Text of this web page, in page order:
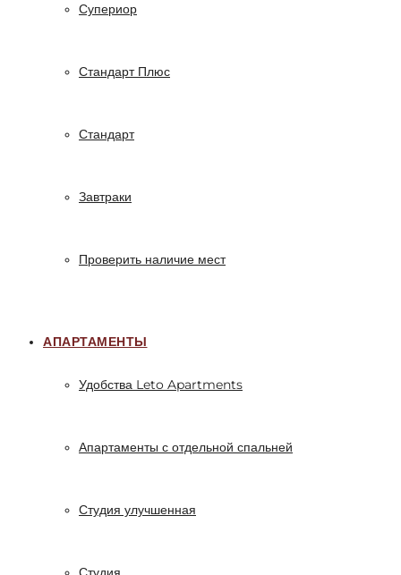
Супериор
Стандарт Плюс
Стандарт
Завтраки
Проверить наличие мест
АПАРТАМЕНТЫ
Удобства Leto Apartments
Апартаменты с отдельной спальней
Студия улучшенная